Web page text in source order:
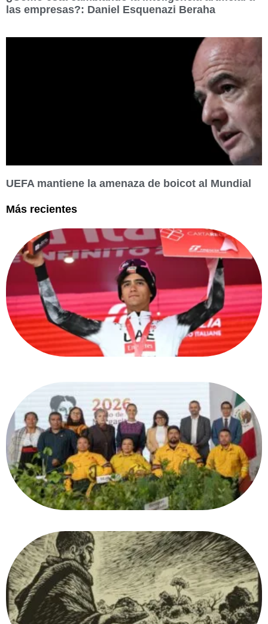
las empresas?: Daniel Esquenazi Beraha
UEFA mantiene la amenaza de boicot al Mundial
Más recientes